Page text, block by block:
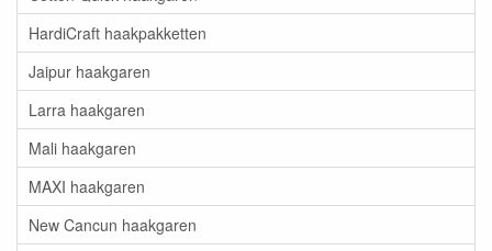
HardiCraft haakpakketten
Jaipur haakgaren
Larra haakgaren
Mali haakgaren
MAXI haakgaren
New Cancun haakgaren